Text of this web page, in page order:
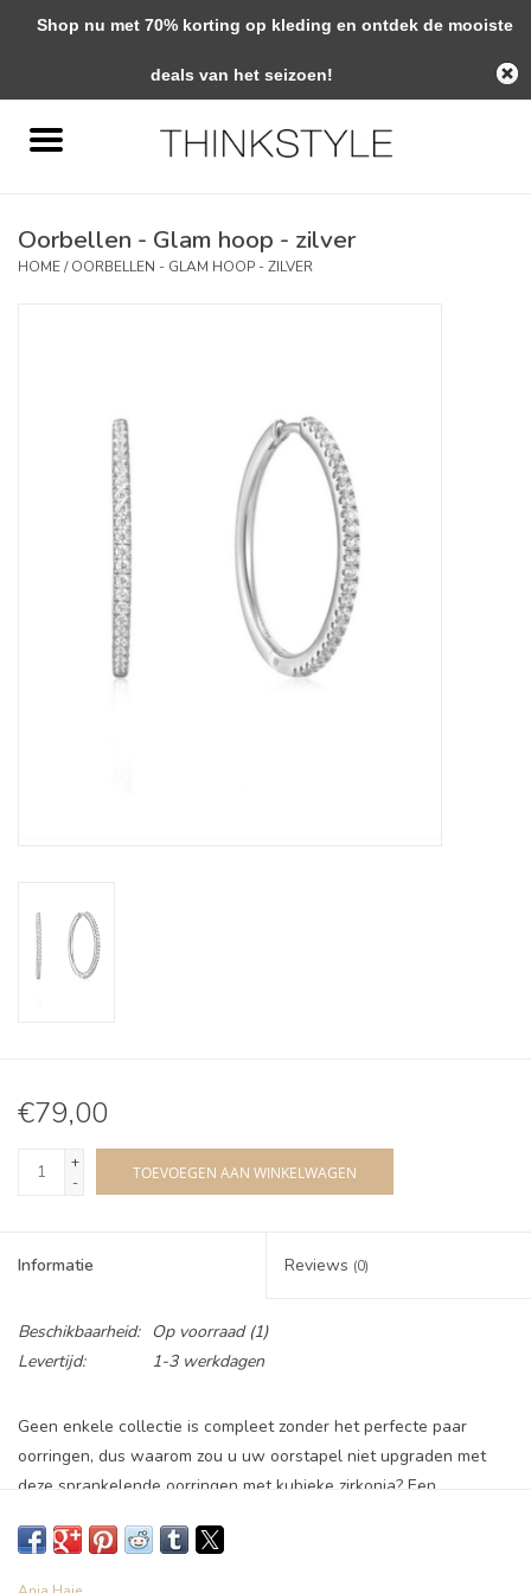
0 Artikelen - €0,00
Woondecoratie
Interieuradvies
Cadeaubonnen
Oorbellen - Glam hoop - zilver
HOME/OORBELLEN - GLAM HOOP - ZILVER
€79,00
+
-
TOEVOEGEN AAN WINKELWAGEN
Informatie Reviews (0)
Beschikbaarheid: Op voorraad(1)
Levertijd:
1-3 werkdagen
Geen enkele collectie is compleet zonder het perfecte paar
oorringen, dus waarom zou u uw oorstapel niet upgraden met
deze sprankelende oorringen met kubieke zirkonia? Een
stenen, het is de manier om dit seizoen de trends aan te gaan
Shop nu met 70% korting op kleding en ontdek de mooiste
deals van het seizoen!